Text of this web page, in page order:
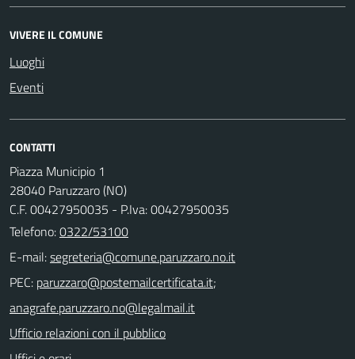
VIVERE IL COMUNE
Luoghi
Eventi
CONTATTI
Piazza Municipio 1
28040 Paruzzaro (NO)
C.F. 00427950035 - P.Iva: 00427950035
Telefono:0322/53100
E-mail:
PEC:
;
Ufficio relazioni con il pubblico